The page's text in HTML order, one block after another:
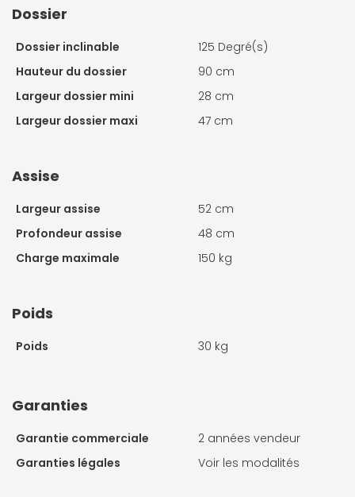
Dossier
Dossier inclinable
125 Degré(s)
Hauteur du dossier
90 cm
Largeur dossier mini
28 cm
Largeur dossier maxi
47 cm
Assise
Largeur assise
52 cm
Profondeur assise
48 cm
Charge maximale
150 kg
Poids
Poids 30 kg
Garanties
Garantie commerciale
2 années vendeur
Garanties légales
Voir les modalités